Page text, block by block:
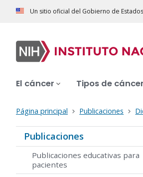
Un sitio oficial del Gobierno de
El cáncer Tipos de cáncer
Página principal Publicaciones
Publicaciones
Publicaciones educativas para
pacientes